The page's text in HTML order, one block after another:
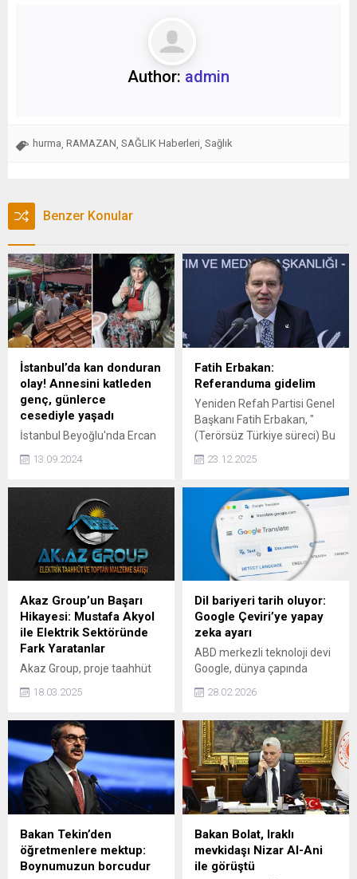
Author: admin
hurma, RAMAZAN, SAĞLIK Haberleri, Sağlık
Benzer Konular
İstanbul’da kan donduran
olay! Annesini katleden
genç, günlerce
cesediyle yaşadı
İstanbul Beyoğlu'nda Ercan
genç, aynı evde yaşadığı
öldürdü. Olay komşuların
dikkatiyle açığa çıkarken,
Yıldız'ın annesinin cesediyle
2 gün boyunca evde
yaşadığı öğrenildi. Polis
ekipleri tarafından
yakalanan Yıldız, komşuların
linç girişiminden güçlükle
çıkarıldı.
13.09.2024
Fatih Erbakan:
Referanduma gidelim
Yeniden Refah Partisi Genel
Başkanı Fatih Erbakan, "
(Terörsüz Türkiye süreci) Bu
adımlar, çıkarılacak olan
sadece Meclis'in yapacağı
işler olmamalı." dedi.
23.12.2025
Akaz Group’un Başarı
Hikayesi: Mustafa Akyol
ile Elektrik Sektöründe
Fark Yaratanlar
Akaz Group, proje taahhüt
işlerinde uzman kadrosuyla
öne çıkıyor. Türkiye'nin önde
arasında birinci olma
yolunda hızla ilerleyen
firma, prestijli projelere
imza atarak sektördeki
konumunu güçlendiriyor.
18.03.2025
Dil bariyeri tarih oluyor:
Google Çeviri’ye yapay
zeka ayarı
ABD merkezli teknoloji devi
Google, dünya çapında
büyük ilgi gören Google
Çeviri platformuna yapay
getirdi. Yeni güncellemeler,
kullanıcıların iletişim
engellerini önemli ölçüde
ortadan kaldıracak nitelikte.
28.02.2026
Bakan Tekin’den
öğretmenlere mektup:
Boynumuzun borcudur
Bakan Bolat, Iraklı
mevkidaşı Nizar Al-Ani
ile görüştü